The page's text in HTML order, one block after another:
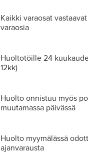
Kaikki varaosat
varaosia
Huoltotöille 24
12kk)
Huolto onnistuu myös
muutamassa päivässä
Huolto myymälässä
ajanvarausta